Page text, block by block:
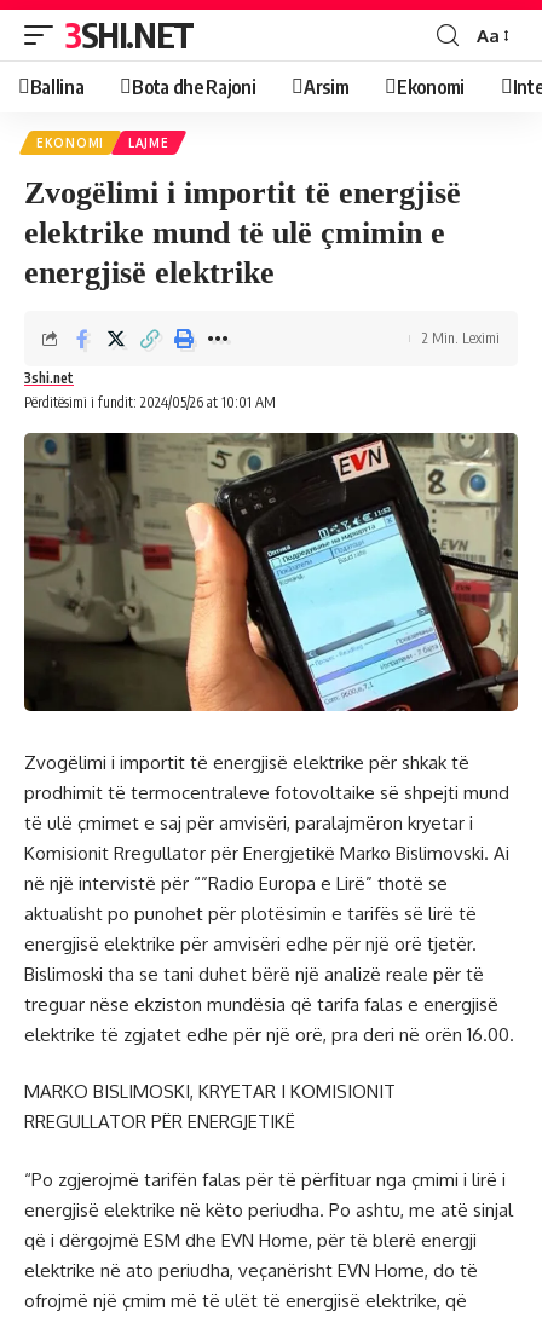
3SHI.NET Aa
Ballina Bota dhe Rajoni Arsim Ekonomi
EKONOMI LAJME
Zvogëlimi i importit të energjisë
elektrike mund të ulë çmimin e
energjisë elektrike
Përditësimi i fundit: 2024/05/26 at 10:01 AM
3shi.net
2 Min. Leximi
Zvogëlimi i importit të energjisë elektrike për shkak të
prodhimit të termocentraleve fotovoltaike së shpejti mund
të ulë çmimet e saj për amvisëri, paralajmëron kryetar i
Komisionit Rregullator për Energjetikë Marko Bislimovski. Ai
në një intervistë për “”Radio Europa e Lirë” thotë se
aktualisht po punohet për plotësimin e tarifës së lirë të
energjisë elektrike për amvisëri edhe për një orë tjetër.
Bislimoski tha se tani duhet bërë një analizë reale për të
treguar nëse ekziston mundësia që tarifa falas e energjisë
elektrike të zgjatet edhe për një orë, pra deri në orën 16.00.
MARKO BISLIMOSKI, KRYETAR I KOMISIONIT
RREGULLATOR PËR ENERGJETIKË
“Po zgjerojmë tarifën falas për të përfituar nga çmimi i lirë i
energjisë elektrike në këto periudha. Po ashtu, me atë sinjal
që i dërgojmë ESM dhe EVN Home, për të blerë energji
elektrike në ato periudha, veçanërisht EVN Home, do të
ofrojmë një çmim më të ulët të energjisë elektrike, që